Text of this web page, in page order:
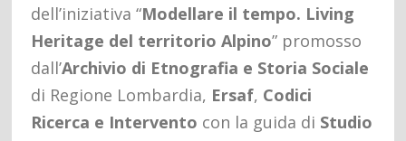
dell’iniziativa “Modellare il tempo. Living
Heritage del territorio Alpino” promosso
dall’Archivio di Etnografia e Storia Sociale
di Regione Lombardia, Ersaf, Codici
Ricerca e Intervento con la guida di Studio